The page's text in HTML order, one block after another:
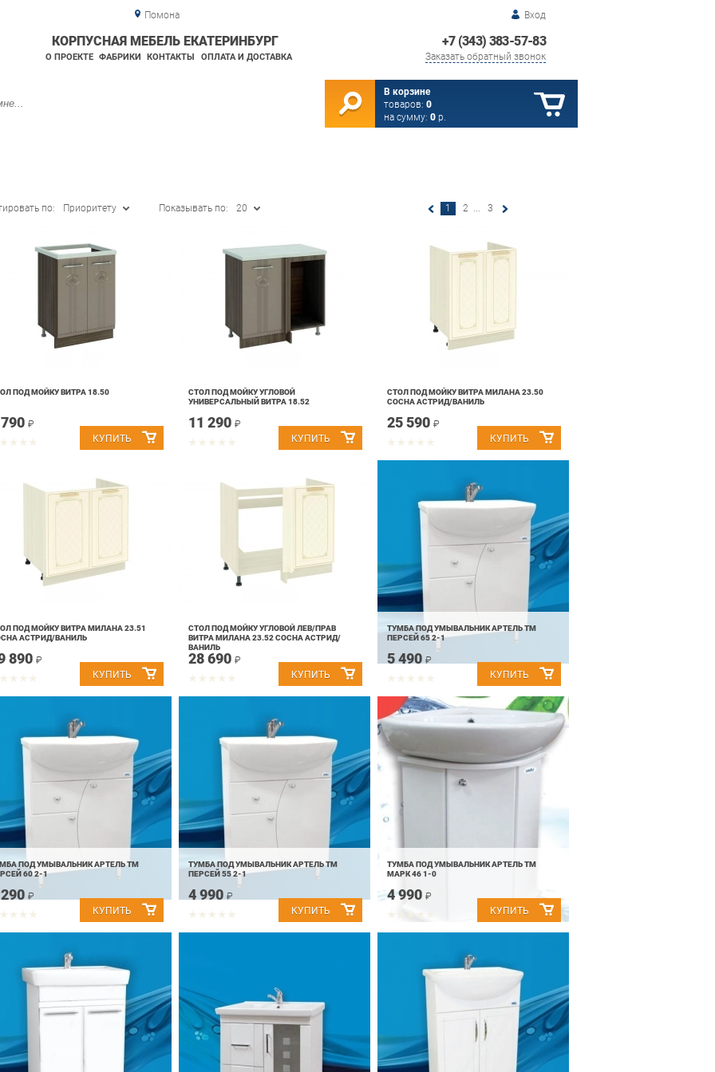
Помона Вход
+7 (343) 383-57-83
Заказать обратный звонок
КОРПУСНАЯ МЕБЕЛЬ ЕКАТЕРИНБУРГ
О ПРОЕКТЕ ФАБРИКИ КОНТАКТЫ ОПЛАТА И ДОСТАВКА
В корзине
товаров: 0
на сумму: 0 р.
по: Приоритету Показывать по: 20 1 2 ... 3
ПОД МОЙКУ ВИТРА 18.50
₽
СТОЛ ПОД МОЙКУ УГЛОВОЙ
УНИВЕРСАЛЬНЫЙ ВИТРА 18.52
11 290 ₽
СТОЛ ПОД МОЙКУ ВИТРА МИЛАНА 23.50
СОСНА АСТРИД/ВАНИЛЬ
25 590 ₽
ПОД МОЙКУ ВИТРА МИЛАНА 23.51
АСТРИД/ВАНИЛЬ
890 ₽
СТОЛ ПОД МОЙКУ УГЛОВОЙ ЛЕВ/ПРАВ
ВИТРА МИЛАНА 23.52 СОСНА АСТРИД/
ВАНИЛЬ
28 690 ₽
ТУМБА ПОД УМЫВАЛЬНИК АРТЕЛЬ ТМ
ПЕРСЕЙ 65 2-1
5 490 ₽
ПОД УМЫВАЛЬНИК АРТЕЛЬ ТМ
60 2-1
₽
ТУМБА ПОД УМЫВАЛЬНИК АРТЕЛЬ ТМ
ПЕРСЕЙ 55 2-1
4 990 ₽
ТУМБА ПОД УМЫВАЛЬНИК АРТЕЛЬ ТМ
МАРК 46 1-0
4 990 ₽